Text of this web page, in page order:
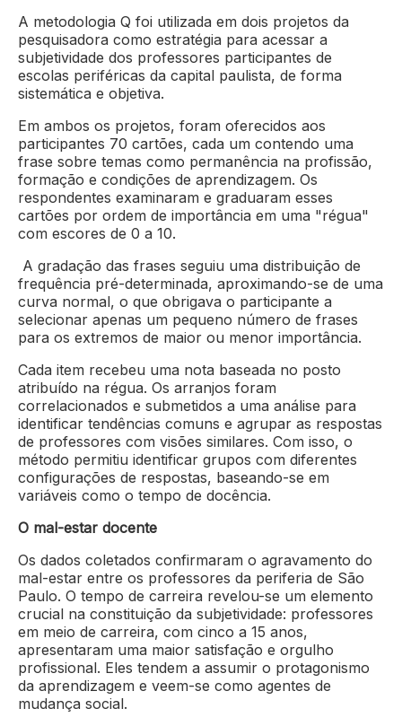
A metodologia Q foi utilizada em dois projetos da
pesquisadora como estratégia para acessar a
subjetividade dos professores participantes de
escolas periféricas da capital paulista, de forma
sistemática e objetiva.
Em ambos os projetos, foram oferecidos aos
participantes 70 cartões, cada um contendo uma
frase sobre temas como permanência na profissão,
formação e condições de aprendizagem. Os
respondentes examinaram e graduaram esses
cartões por ordem de importância em uma "régua"
com escores de 0 a 10.
A gradação das frases seguiu uma distribuição de
frequência pré-determinada, aproximando-se de uma
curva normal, o que obrigava o participante a
selecionar apenas um pequeno número de frases
para os extremos de maior ou menor importância.
Cada item recebeu uma nota baseada no posto
atribuído na régua. Os arranjos foram
correlacionados e submetidos a uma análise para
identificar tendências comuns e agrupar as respostas
de professores com visões similares. Com isso, o
método permitiu identificar grupos com diferentes
configurações de respostas, baseando-se em
variáveis como o tempo de docência.
O mal-estar docente
Os dados coletados confirmaram o agravamento do
mal-estar entre os professores da periferia de São
Paulo. O tempo de carreira revelou-se um elemento
crucial na constituição da subjetividade: professores
em meio de carreira, com cinco a 15 anos,
apresentaram uma maior satisfação e orgulho
profissional. Eles tendem a assumir o protagonismo
da aprendizagem e veem-se como agentes de
mudança social.